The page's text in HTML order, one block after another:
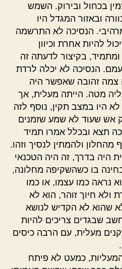
בכחול ובירוק. השמש
ובאזור המגדל היו
הנסיכה לא התרשמה
להיות אחרת וכיוון
בקיצור לדעתה זה
הנסיכה לא יכלה לרדת
צמה זהובה שאפשר היה
מטה. הייתה מעלית, אך
היו במצב תקין, נוסף לזה
אש שעוד לא שמע שזמנים
תצא ובכלל אמרו תמיד
ולהמתין לנסיך וזהו.
היה בדרך, זה היה הטכנאי
בו כשהשקיפה מחלונה,
נראה כמו עצמו, או כמו
ולא חיוך זוהר, הוא לא
שהוא לא הקדיש לנושא
שבגדים צריכים להיות
מעלית, עם הרבה כיסים
המעליות, כמעט לא פיתח